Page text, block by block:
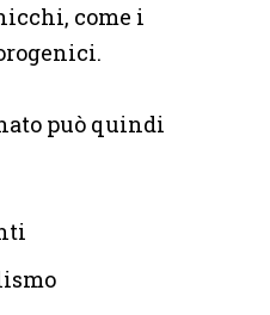
come i
può quindi